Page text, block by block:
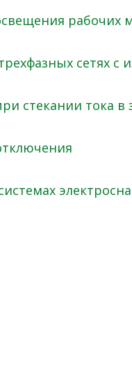
рабочих
сетях
стекании тока в